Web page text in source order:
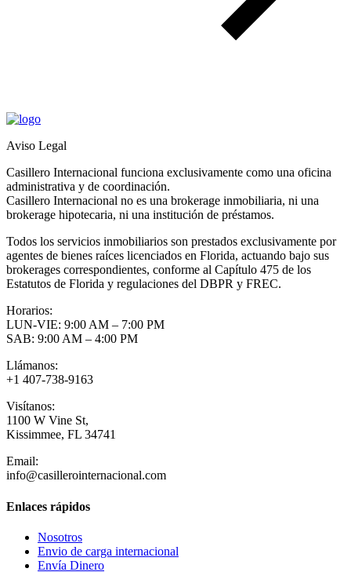
Aviso Legal
Casillero Internacional funciona exclusivamente como una oficina
administrativa y de coordinación.
Casillero Internacional no es una brokerage inmobiliaria, ni una
brokerage hipotecaria, ni una institución de préstamos.
Todos los servicios inmobiliarios son prestados exclusivamente por
agentes de bienes raíces licenciados en Florida, actuando bajo sus
brokerages correspondientes, conforme al Capítulo 475 de los
Estatutos de Florida y regulaciones del DBPR y FREC.
Horarios:
LUN-VIE: 9:00 AM – 7:00 PM
SAB: 9:00 AM – 4:00 PM
Llámanos:
+1 407-738-9163
Visítanos:
1100 W Vine St,
Kissimmee, FL 34741
Email:
info@casillerointernacional.com
Enlaces rápidos
Nosotros
Envio de carga internacional
Envía Dinero